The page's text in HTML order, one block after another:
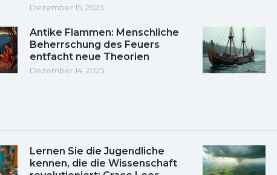
Dezember 15, 2025
Antike Flammen: Menschliche
Beherrschung des Feuers
entfacht neue Theorien
Dezember 14, 2025
Lernen Sie die Jugendliche
kennen, die die Wissenschaft